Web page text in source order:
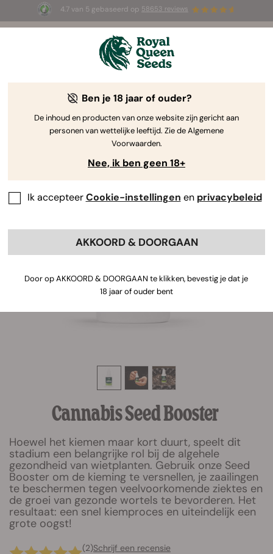
4.7 van 5 gebaseerd op 58653 reviews
☀️ Summer Sales: tot wel 50% korting
op geselecteerde producten! ⏤
Cannabis Seed Booster
Hoewel het kiemen maar kort duurt, speelt dit
stadium een belangrijke rol bij de algehele
gezondheid van wietplanten. Gebruik onze Seed
Booster om de kieming te versnellen, je zaailingen
te beschermen tegen veelvoorkomende ziektes en
de groei van gezonde wortels te bevorderen. Het
resultaat: een snel kiemproces en uiteindelijk een
grote oogst!
(2)Schrijf een recensie
Ben je 18 jaar of ouder?
De inhoud en producten van onze website zijn gericht aan
personen van wettelijke leeftijd. Zie de Algemene
Voorwaarden.
Nee, ik ben geen 18+
Ik accepteerCookie-instellingen en privacybeleid
AKKOORD & DOORGAAN
Door op AKKOORD & DOORGAAN te klikken, bevestig je dat je
18 jaar of ouder bent